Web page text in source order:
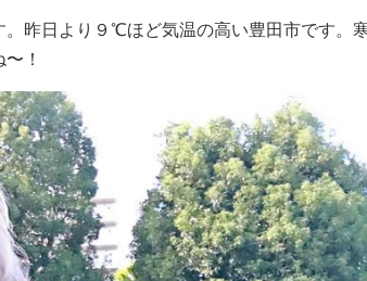
。昨日より９℃ほど気温の高い豊田市です。
！